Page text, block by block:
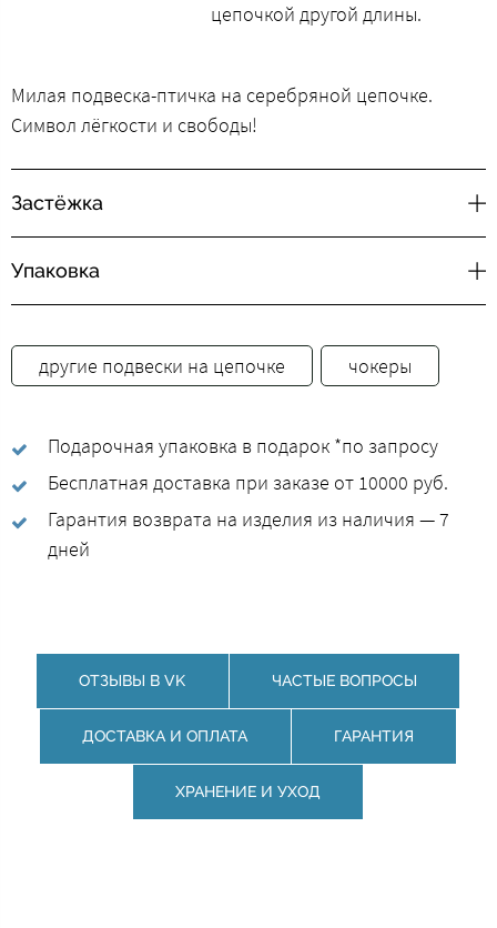
цепочкой другой длины.
Милая подвеска-птичка на серебряной цепочке.
Символ лёгкости и свободы!
Застёжка
Упаковка
другие подвески на цепочке чокеры
Подарочная упаковка в подарок *по запросу
Бесплатная доставка при заказе от 10000 руб.
Гарантия возврата на изделия из наличия — 7
дней
ОТЗЫВЫ В VK ЧАСТЫЕ ВОПРОСЫ
ДОСТАВКА И ОПЛАТА ГАРАНТИЯ
ХРАНЕНИЕ И УХОД